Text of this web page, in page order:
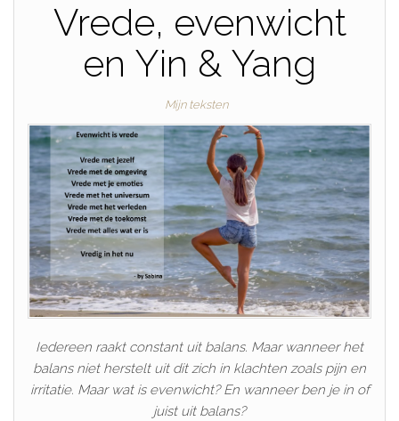
Vrede, evenwicht
en Yin & Yang
Mijn teksten
Iedereen raakt constant uit balans. Maar wanneer het
balans niet herstelt uit dit zich in klachten zoals pijn en
irritatie. Maar wat is evenwicht? En wanneer ben je in of
juist uit balans?